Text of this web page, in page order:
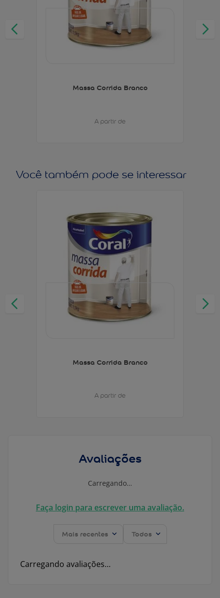
Massa Corrida Branco
A partir de
Você também pode se interessar
Massa Corrida Branco
A partir de
Avaliações
Carregando…
Faça login para escrever uma avaliação.
Mais recentes Todos
Carregando avaliações…